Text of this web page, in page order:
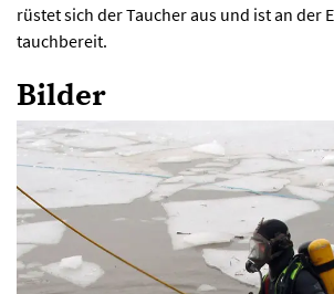
rüstet sich der Taucher aus und ist an der
tauchbereit.
Bilder